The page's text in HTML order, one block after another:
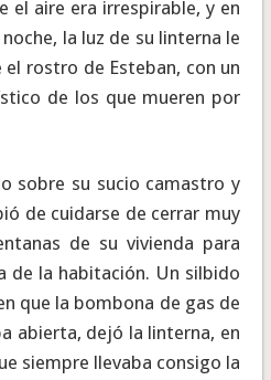
el aire era irrespirable, y en
la luz de su linterna le
rostro de Esteban, con un
de los que mueren por
su sucio camastro y
de cuidarse de cerrar muy
de su vivienda para
de la habitación. Un silbido
que la bombona de gas de
abierta, dejó la linterna, en
siempre llevaba consigo la